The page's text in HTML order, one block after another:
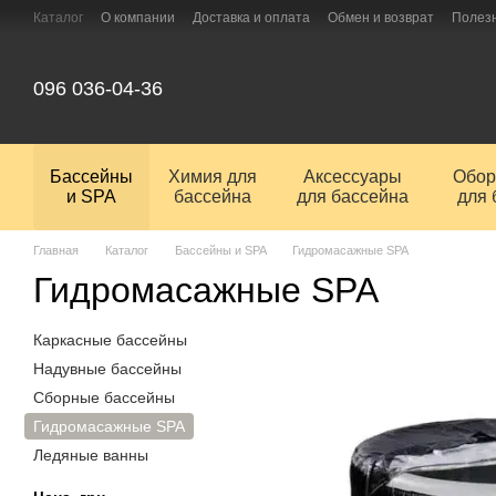
Перейти к основному контенту
Каталог О компании Доставка и оплата Обмен и возврат
096 036-04-36
Бассейны
и SPA
Химия для
бассейна
Аксессуары
для бассейна
для
Главная Каталог Бассейны и SPA Гидромасажные SPA
Гидромасажные SPA
Каркасные бассейны
Надувные бассейны
Сборные бассейны
Гидромасажные SPA
Ледяные ванны